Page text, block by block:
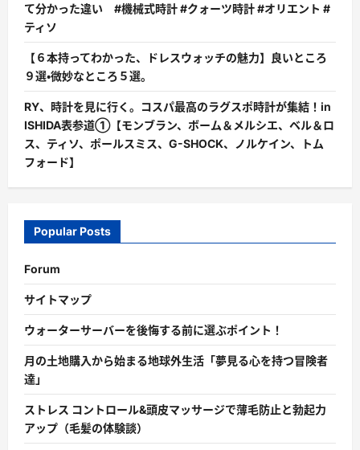
て分かった違い #機械式時計 #クォーツ時計 #オリエント #
ティソ
【６本持ってわかった、ドレスウォッチの魅力】良いところ
９選・微妙なところ５選。
RY、時計を見に行く。コスパ最高のラグスポ時計が集結！in
ISHIDA表参道①【モンブラン、ボーム＆メルシエ、ベル＆ロ
ス、ティソ、ポールスミス、G-SHOCK、ノルケイン、トム
フォード】
Popular Posts
Forum
サイトマップ
ウォーターサーバーを後悔する前に選ぶポイント！
月の土地購入から始まる地球外生活「夢見る心を持つ冒険者
達」
ストレス コントロール&頭皮マッサージで薄毛防止と勃起力
アップ（毛髪の体験談）